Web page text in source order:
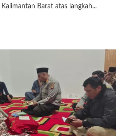
Barat atas langkah...